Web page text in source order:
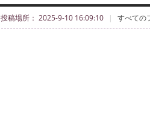
投稿場所： 2025-9-10 16:09:10 | すべての